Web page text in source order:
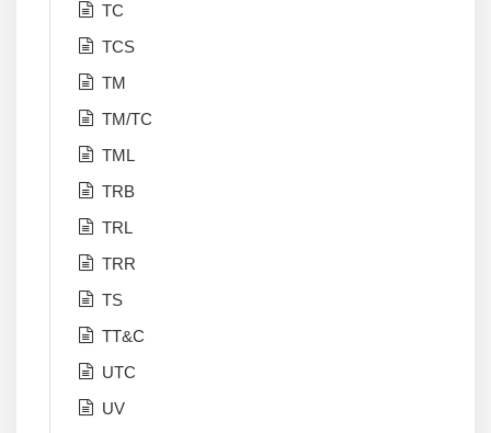
TC
TCS
TM
TM/TC
TML
TRB
TRL
TRR
TS
TT&C
UTC
UV